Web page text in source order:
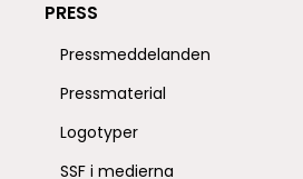
PRESS
Pressmeddelanden
Pressmaterial
Logotyper
SSF i medierna